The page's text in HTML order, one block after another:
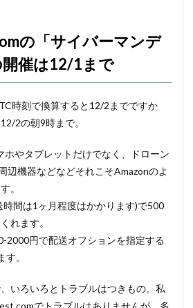
の「サイバーマンデ
催は12/1まで
時刻で換算すると12/2までですか
2の朝9時まで。
ホやタブレットだけでなく、ドローン
辺機器などなどそれこそAmazonのよ
。
間は1ヶ月程度はかかります)で500
れます。
2000円で配送オフションを指定する
。
いろいろとトラブルはつきもの。私